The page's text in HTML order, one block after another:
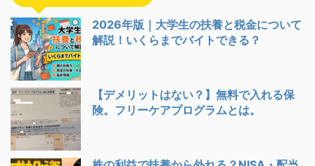
2026年版｜大学生の扶養と税金について
解説！いくらまでバイトできる？
【デメリットはない？】無料で入れる保
険。フリーケアプログラムとは。